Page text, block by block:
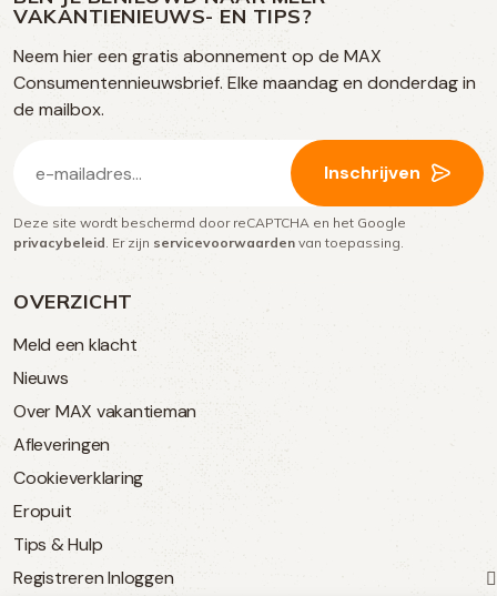
OVERZICHT
Meld een klacht
Nieuws
Over MAX vakantieman
Afleveringen
Cookieverklaring
Eropuit
Tips & Hulp
Registreren Inloggen
op
social
media
FacebookTikTokInstagram
VAKANTIENIEUWS- EN TIPS?
Neem hier een gratis abonnement op de MAX
Consumentennieuwsbrief. Elke maandag en donderdag in
de mailbox.
mailadres
(Vereist)
Inschrijven
Deze site wordt beschermd door reCAPTCHA en het Google
privacybeleid . Er zijn servicevoorwaarden van toepassing.